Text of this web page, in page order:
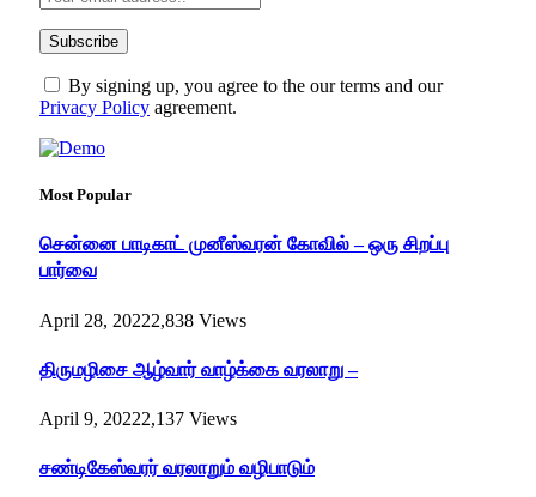
By signing up, you agree to the our terms and our
Privacy Policy agreement.
Most Popular
சென்னை பாடிகாட் முனீஸ்வரன் கோவில் – ஒரு சிறப்பு
பார்வை
April 28, 20222,838 Views
திருமழிசை ஆழ்வார் வாழ்க்கை வரலாறு –
April 9, 20222,137 Views
சண்டிகேஸ்வரர் வரலாறும் வழிபாடும்